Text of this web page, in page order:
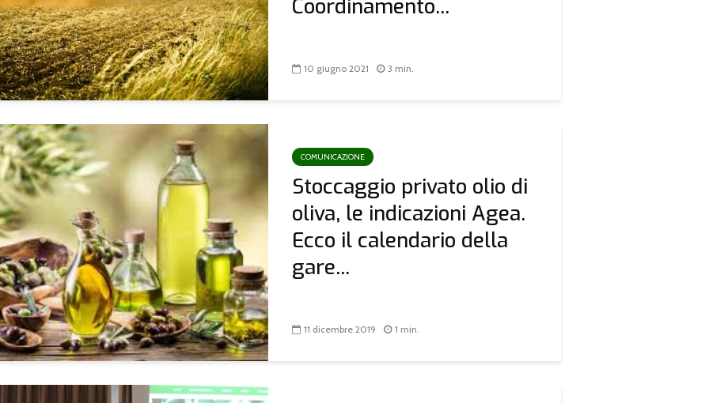
Coordinamento...
10 giugno 2021 3 min.
COMUNICAZIONE
Stoccaggio privato olio di
oliva, le indicazioni Agea.
Ecco il calendario della
gare...
11 dicembre 2019 1 min.